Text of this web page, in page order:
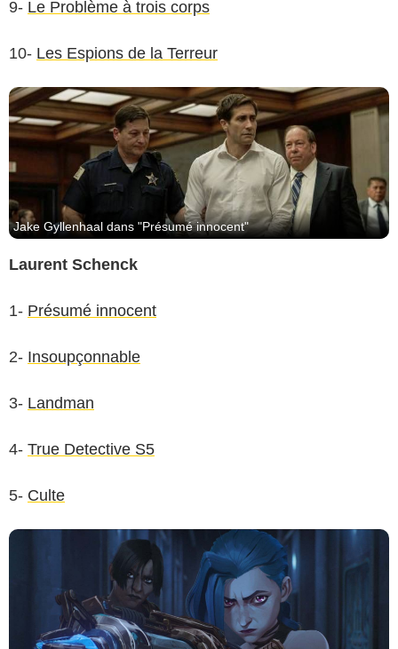
9- Le Problème à trois corps
10- Les Espions de la Terreur
Jake Gyllenhaal dans "Présumé innocent"
Laurent Schenck
1- Présumé innocent
2- Insoupçonnable
3- Landman
4- True Detective S5
5- Culte